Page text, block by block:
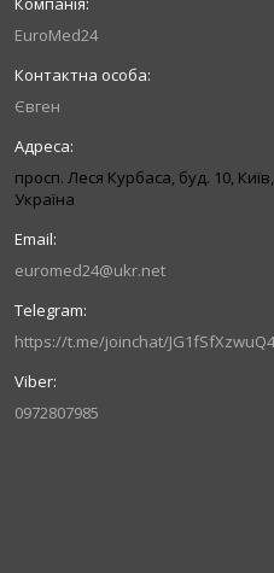
EuroMed24
Євген
просп. Леся Курбаса, буд. 10, Київ,
Україна
euromed24@ukr.net
0972807985